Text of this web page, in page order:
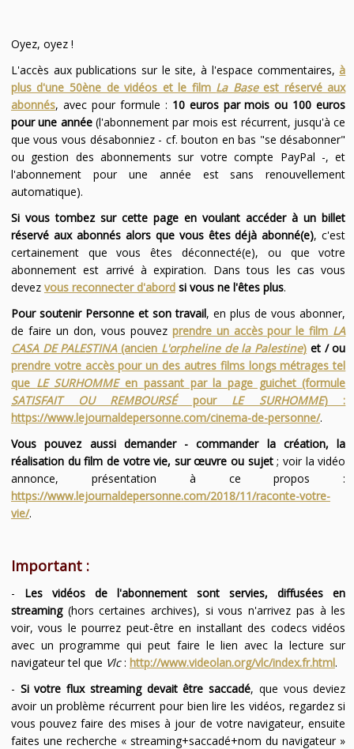
Oyez, oyez !
L'accès aux publications sur le site, à l'espace commentaires,à
plus d'une 50ène de vidéos et le film La Baseest réservé aux
abonnés, avec pour formule : 10 euros par mois ou 100 euros
pour une année(l'abonnement par mois est récurrent, jusqu'à ce
que vous vous désabonniez - cf. bouton en bas "se désabonner"
ou gestion des abonnements sur votre compte PayPal -, et
l'abonnement pour une année est sans renouvellement
automatique).
Si vous tombez sur cette page en voulant accéder à un billet
réservé aux abonnés alors que vous êtes déjà abonné(e), c'est
certainement que vous êtes déconnecté(e), ou que votre
abonnement est arrivé à expiration. Dans tous les cas vous
devez vous reconnecter d'abordsi vous ne l'êtes plus.
Pour soutenir Personne et son travail, en plus de vous abonner,
de faire un don, vous pouvez prendre un accès pour le film LA
CASA DE PALESTINA(ancien L'orpheline de la Palestine) et / ou
prendre votre accès pour un des autres films longs métrages tel
que LE SURHOMMEen passant par la page guichet (formule
SATISFAIT OU REMBOURSÉpour LE SURHOMME) :
https://www.lejournaldepersonne.com/cinema-de-personne/.
Vous pouvez aussi demander - commander la création, la
réalisation du film de votre vie, sur œuvre ou sujet; voir la vidéo
annonce, présentation à ce propos :
https://www.lejournaldepersonne.com/2018/11/raconte-votre-
vie/.
Important :
- Les vidéos de l'abonnement sont servies, diffusées en
streaming(hors certaines archives), si vous n'arrivez pas à les
voir, vous le pourrez peut-être en installant des codecs vidéos
avec un programme qui peut faire le lien avec la lecture sur
navigateur tel que Vlc: http://www.videolan.org/vlc/index.fr.html.
- Si votre flux streaming devait être saccadé, que vous deviez
avoir un problème récurrent pour bien lire les vidéos, regardez si
vous pouvez faire des mises à jour de votre navigateur, ensuite
faites une recherche « streaming+saccadé+nom du navigateur »